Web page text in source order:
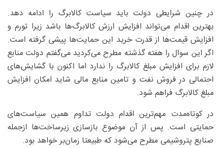
در چنین شرایطی دولت باید سیاست کالابرگ را ادامه دهد.
بهترین اقدام می‌تواند افزایش ارزش کالابرگ‌ها باشد زیرا تورم و
افزایش قیمت‌ها از قدرت خرید این حمایت‌ها پیشی گرفته است.
اگر این سوال را هفته گذشته مطرح می‌کردید می‌گفتم دولت منابع
لازم برای افزایش مبلغ کالابرگ را ندارد اما اکنون با گشایش‌های
احتمالی در فروش نفت و تامین منابع مالی شاید امکان افزایش
مبلغ کالابرگ فراهم شود.
در کوتاه‌مدت مهم‌ترین اقدام دولت تداوم همین سیاست‌های
حمایتی است. پس از آن موضوع بازسازی زیرساخت‌ها ازجمله
صنایع پتروشیمی مطرح می‌شود که طبیعتا زمان‌بر خواهد بود.